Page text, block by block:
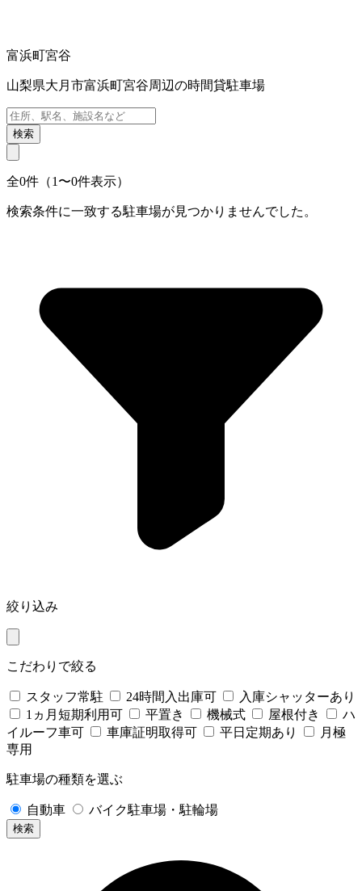
富浜町宮谷
山梨県大月市富浜町宮谷周辺の時間貸駐車場
検索
全0件（1〜0件表示）
検索条件に一致する駐車場が見つかりませんでした。
絞り込み
こだわりで絞る
スタッフ常駐 24時間入出庫可
入庫シャッターあり
1ヵ月短期利用可
平置き 機械式 屋根付き
ハ
イルーフ車可
車庫証明取得可 平日定期あり
月極
専用
駐車場の種類を選ぶ
自動車 バイク駐車場・駐輪場
検索